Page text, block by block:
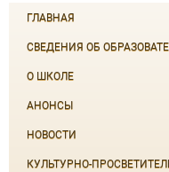
ГЛАВНАЯ
СВЕДЕНИЯ ОБ
О ШКОЛЕ
АНОНСЫ
НОВОСТИ
КУЛЬТУРНО-